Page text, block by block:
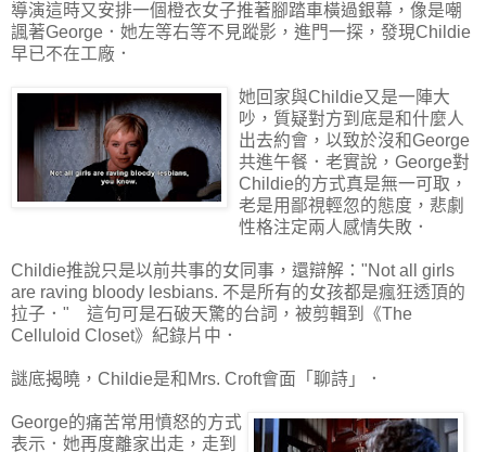
導演這時又安排一個橙衣女子推著腳踏車橫過銀幕，像是嘲
諷著George．她左等右等不見蹤影，進門一探，發現Childie
早已不在工廠．
她回家與Childie又是一陣大
吵，質疑對方到底是和什麼人
出去約會，以致於沒和George
共進午餐．老實說，George對
Childie的方式真是無一可取，
老是用鄙視輕忽的態度，悲劇
性格注定兩人感情失敗．
Childie推說只是以前共事的女同事，還辯解："Not all girls
are raving bloody lesbians. 不是所有的女孩都是瘋狂透頂的
拉子．" 這句可是石破天驚的台詞，被剪輯到《The
Celluloid Closet》紀錄片中．
謎底揭曉，Childie是和Mrs. Croft會面「聊詩」．
George的痛苦常用憤怒的方式
表示．她再度離家出走，走到